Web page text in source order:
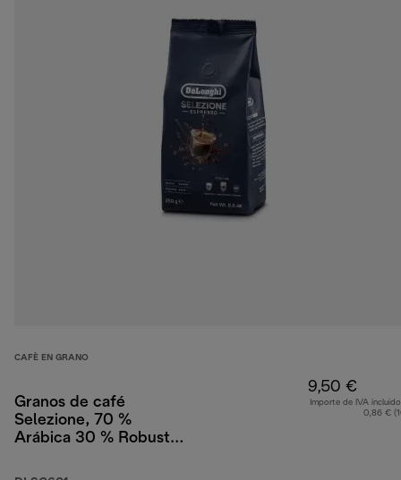
CAFÈ EN GRANO
Granos de café
Selezione, 70 %
Arábica 30 % Robusta,
9,50 €
Importe de IVA
0,86 €